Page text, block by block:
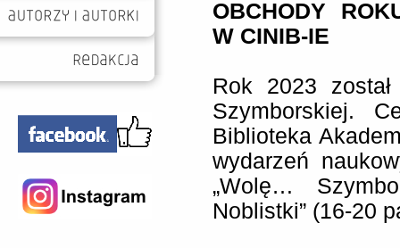
OBCHODY
W CINIB-IE
Rok 2023
Szymborskiej.
Biblioteka
wydarzeń
„Wolę…
Noblistki” (16-20